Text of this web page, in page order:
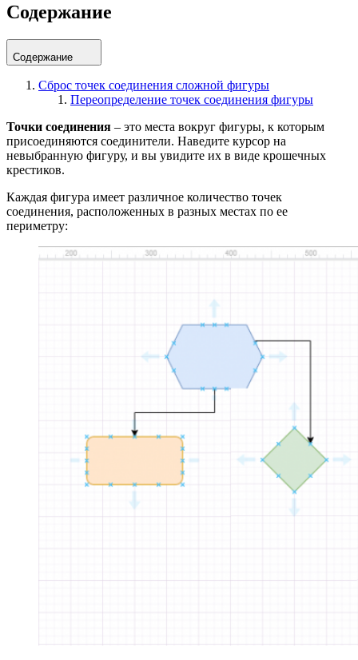
Содержание
Содержание
Сброс точек соединения сложной фигуры
Переопределение точек соединения фигуры
Точки соединения – это места вокруг фигуры, к которым
присоединяются соединители. Наведите курсор на
невыбранную фигуру, и вы увидите их в виде крошечных
крестиков.
Каждая фигура имеет различное количество точек
соединения, расположенных в разных местах по ее
периметру: